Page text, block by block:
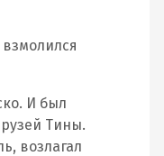
И был
Тины.
возлагал